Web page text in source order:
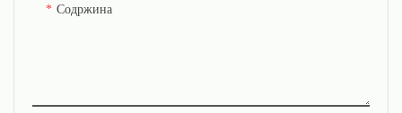
Содржина